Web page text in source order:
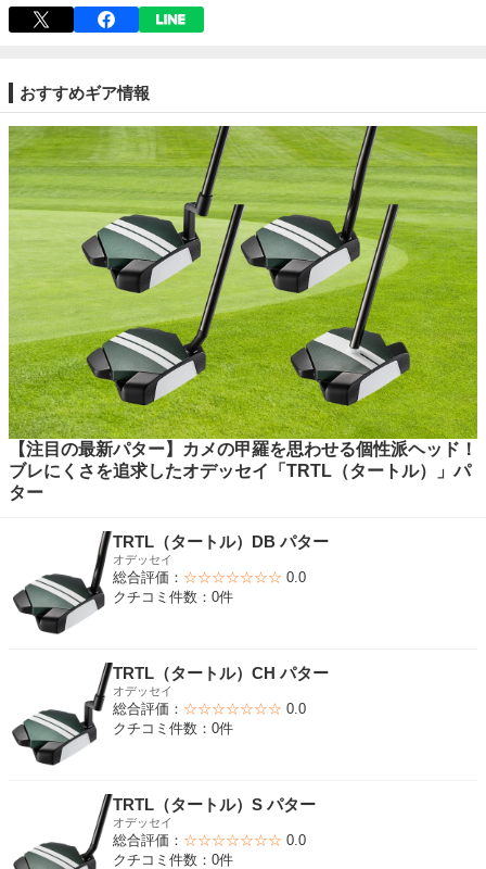
おすすめギア情報
【注目の最新パター】カメの甲羅を思わせる個性派ヘッド！
ブレにくさを追求したオデッセイ「TRTL（タートル）」パ
ター
TRTL（タートル）DB パター
オデッセイ
総合評価： ☆☆☆☆☆☆☆ 0.0
クチコミ件数：0件
TRTL（タートル）CH パター
オデッセイ
総合評価： ☆☆☆☆☆☆☆ 0.0
クチコミ件数：0件
TRTL（タートル）S パター
オデッセイ
総合評価： ☆☆☆☆☆☆☆ 0.0
クチコミ件数：0件